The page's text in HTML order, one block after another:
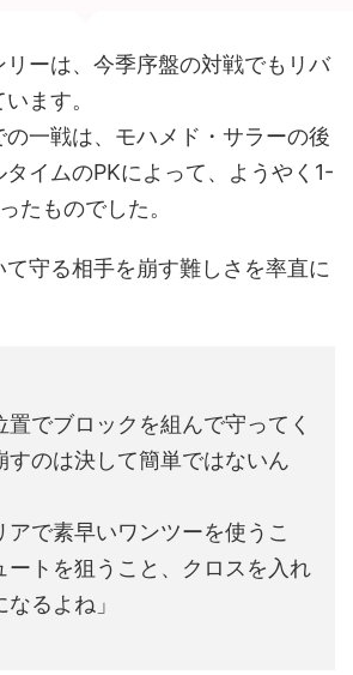
ーは、今季序盤の対戦でもリバ
ます。
の一戦は、モハメド・サラーの後
イムのPKによって、ようやく1-
たものでした。
守る相手を崩す難しさを率直に
置でブロックを組んで守ってく
すのは決して簡単ではないん
アで素早いワンツーを使うこ
ートを狙うこと、クロスを入れ
るよね」